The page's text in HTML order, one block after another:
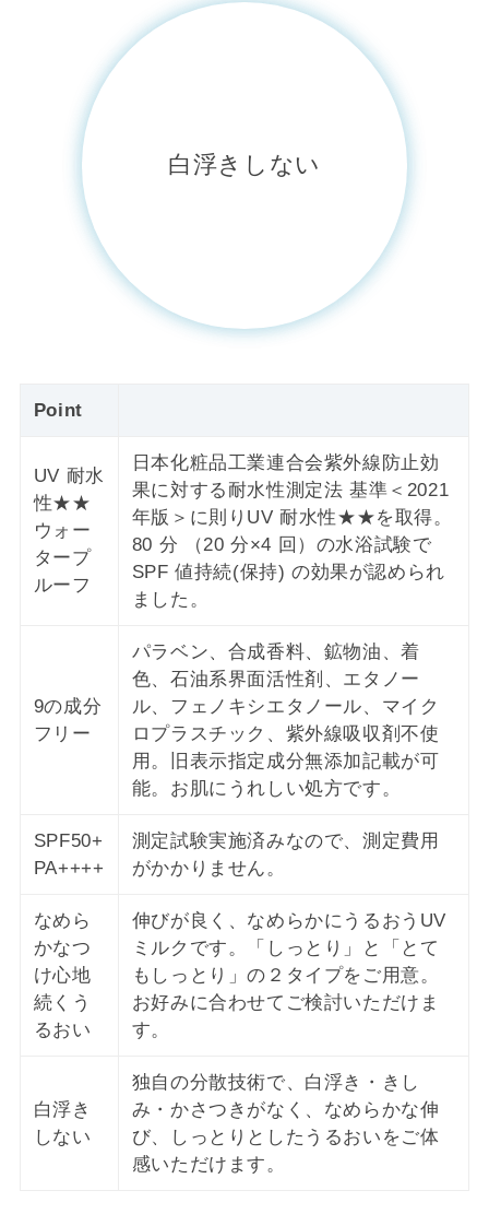
白浮きしない
Point
UV 耐水
性★★
ウォー
タープ
ルーフ
日本化粧品工業連合会紫外線防止効
果に対する耐水性測定法 基準＜2021
年版＞に則りUV 耐水性★★を取得。
80 分 （20 分×4 回）の水浴試験で
SPF 値持続(保持) の効果が認められ
ました。
9の成分
フリー
パラベン、合成香料、鉱物油、着
色、石油系界面活性剤、エタノー
ル、フェノキシエタノール、マイク
ロプラスチック、紫外線吸収剤不使
用。旧表示指定成分無添加記載が可
能。お肌にうれしい処方です。
SPF50+
PA++++
測定試験実施済みなので、測定費用
がかかりません。
なめら
かなつ
け心地
続くう
るおい
伸びが良く、なめらかにうるおうUV
ミルクです。「しっとり」と「とて
もしっとり」の２タイプをご用意。
お好みに合わせてご検討いただけま
す。
白浮き
しない
独自の分散技術で、白浮き・きし
み・かさつきがなく、なめらかな伸
び、しっとりとしたうるおいをご体
感いただけます。